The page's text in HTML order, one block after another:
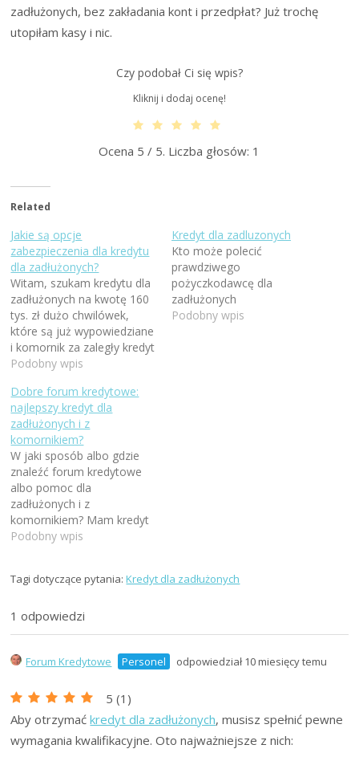
zadłużonych, bez zakładania kont i przedpłat? Już trochę
utopiłam kasy i nic.
Czy podobał Ci się wpis?
Kliknij i dodaj ocenę!
Ocena 5 / 5. Liczba głosów: 1
Related
Jakie są opcje
zabezpieczenia dla kredytu
dla zadłużonych?
Witam, szukam kredytu dla
zadłużonych na kwotę 160
tys. zł dużo chwilówek,
które są już wypowiedziane
i komornik za zaległy kredyt
w Alior bank. Szukałam w
pośrednikach kredytowych,
ale zostaje albo
poręczyciel, albo
zabezpieczenie. Co mogę
dać w zastaw? Tylko
mieszkanie?
Podobny wpis
Kredyt dla zadluzonych
Kto może polecić
prawdziwego
pożyczkodawcę dla
zadłużonych
Podobny wpis
Dobre forum kredytowe:
najlepszy kredyt dla
zadłużonych i z
komornikiem?
W jaki sposób albo gdzie
znaleźć forum kredytowe
albo pomoc dla
zadłużonych i z
komornikiem? Mam kredyt
hipoteczny wzięty w 2022
Szukam informacji gdzie
hipoteczny, żeby
zrefinansować poprzedni
gdzie znaleźć taki kredyt,
Podobny wpis
Tagi dotyczące pytania:Kredyt dla zadłużonych
1 odpowiedzi
Forum Kredytowe Personel odpowiedział 10 miesięcy temu
5 (1 )
Aby otrzymaćkredyt dla zadłużonych, musisz spełnić pewne
wymagania kwalifikacyjne. Oto najważniejsze z nich: